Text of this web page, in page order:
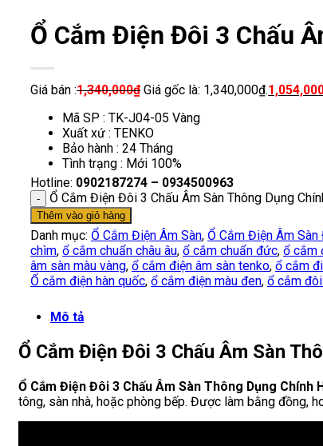
Ổ Cắm Điện Đôi 3 Chấu
Giá bán :1,340,000₫ Giá gốc là: 1,340,000₫.
Mã SP : TK-J04-05 Vàng
Xuất xứ : TENKO
Bảo hành : 24 Tháng
Tình trạng : Mới 100%
Hotline: 0902187274 – 0934500963
Ổ Cắm Điện Đôi 3 Chấu Âm Sàn Thông Dụng
Thêm vào giỏ hàng
Danh mục: Ổ Cắm Điện Âm Sàn, Ổ Cắm Điện Âm
chìm, ổ cắm chuẩn châu âu, ổ cắm chuẩn đức, ổ cắm
âm sàn màu vàng, ổ cắm điện âm sàn tenko, ổ cắm
Ổ cắm điện hàn quốc, ổ cắm điện màu đen, ổ cắm
Mô tả
Ổ Cắm Điện Đôi 3 Chấu Âm Sàn
Ổ Cắm Điện Đôi 3 Chấu Âm Sàn Thông Dụng Chính
tông, sàn nhà, hoặc phòng bếp. Được làm bằng đồng,